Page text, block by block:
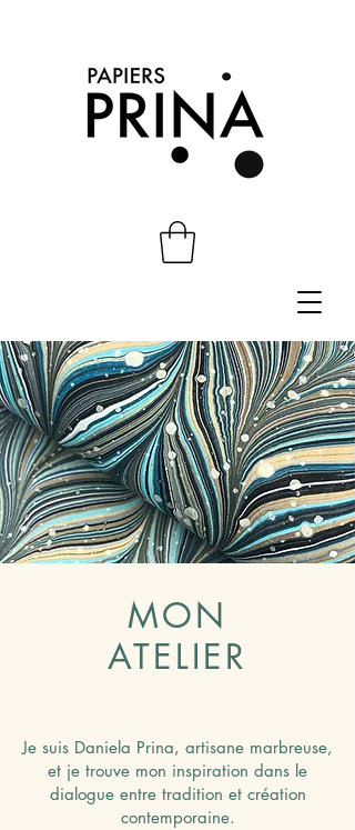
MON
ATELIER
Je suis Daniela Prina, artisane marbreuse,
et je trouve mon inspiration dans le
dialogue entre tradition et création
contemporaine.